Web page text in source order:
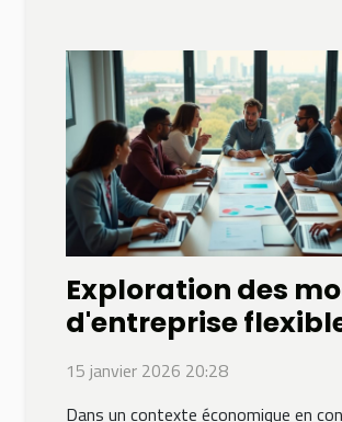
Exploration des
d'entreprise
pour surmonter les
crises
15 janvier 2026 20:28
Dans un contexte économique en